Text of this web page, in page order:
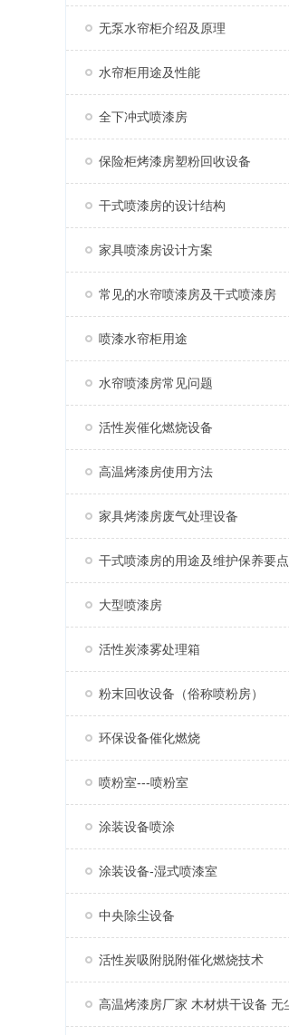
无泵水帘柜介绍及原理
水帘柜用途及性能
全下冲式喷漆房
保险柜烤漆房塑粉回收设备
干式喷漆房的设计结构
家具喷漆房设计方案
常见的水帘喷漆房及干式喷漆房
喷漆水帘柜用途
水帘喷漆房常见问题
活性炭催化燃烧设备
高温烤漆房使用方法
家具烤漆房废气处理设备
干式喷漆房的用途及维护保养要点
大型喷漆房
活性炭漆雾处理箱
粉末回收设备（俗称喷粉房）
环保设备催化燃烧
喷粉室---喷粉室
涂装设备喷涂
涂装设备-湿式喷漆室
中央除尘设备
活性炭吸附脱附催化燃烧技术